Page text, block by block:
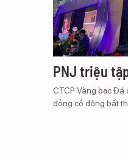
PNJ triệu
CTCP Vàng bạc Đá
đồng cổ đông bất